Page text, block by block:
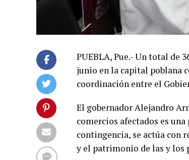
PUEBLA, Pue.- Un total de
junio en la capital poblana
coordinación entre el
El gobernador Alejandro
comercios afectados es
contingencia, se actúa con
y el patrimonio de las y los